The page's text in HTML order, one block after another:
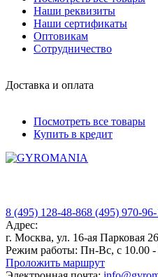
Наши реквизиты
Наши сертификаты
Оптовикам
Сотрудничество
Доставка и оплата
Посмотреть все товары
Купить в кредит
8 (495) 128-48-868 (495) 970-
Адрес:
г. Москва, ул. 16-ая Парковая
Режим работы: Пн-Вс, с 10.00 -
Проложить маршрут